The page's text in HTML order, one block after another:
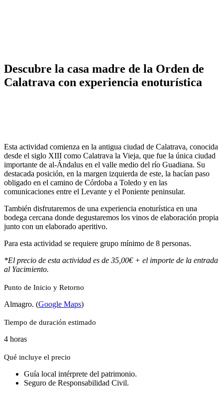
Descubre la casa madre de la Orden de
Calatrava con experiencia enoturística
Esta actividad comienza en la antigua ciudad de Calatrava, conocida
desde el siglo XIII como Calatrava la Vieja, que fue la única ciudad
importante de al-Ándalus en el valle medio del río Guadiana. Su
destacada posición, en la margen izquierda de este, la hacían paso
obligado en el camino de Córdoba a Toledo y en las
comunicaciones entre el Levante y el Poniente peninsular.
También disfrutaremos de una experiencia enoturística en una
bodega cercana donde degustaremos los vinos de elaboración propia
junto con un elaborado aperitivo.
Para esta actividad se requiere grupo mínimo de 8 personas.
*El precio de esta actividad es de 35,00€ + el importe de la entrada
al Yacimiento.
Punto de Inicio y Retorno
Almagro. (Google Maps)
Tiempo de duración estimado
4 horas
Qué incluye el precio
Guía local intérprete del patrimonio.
Seguro de Responsabilidad Civil.